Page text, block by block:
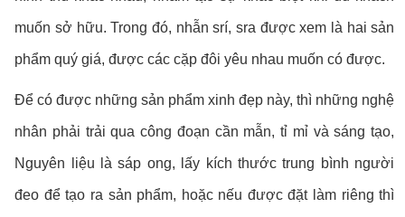
muốn sở hữu. Trong đó, nhẫn srí, sra được xem là hai sản
phẩm quý giá, được các cặp đôi yêu nhau muốn có được.
Để có được những sản phẩm xinh đẹp này, thì những nghệ
nhân phải trải qua công đoạn cần mẫn, tỉ mỉ và sáng tạo,
Nguyên liệu là sáp ong, lấy kích thước trung bình người
đeo để tạo ra sản phẩm, hoặc nếu được đặt làm riêng thì